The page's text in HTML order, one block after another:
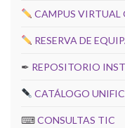
CAMPUS VIRTUAL
RESERVA DE
✒ REPOSITORIO
CATÁLOGO
⌨CONSULTAS TIC